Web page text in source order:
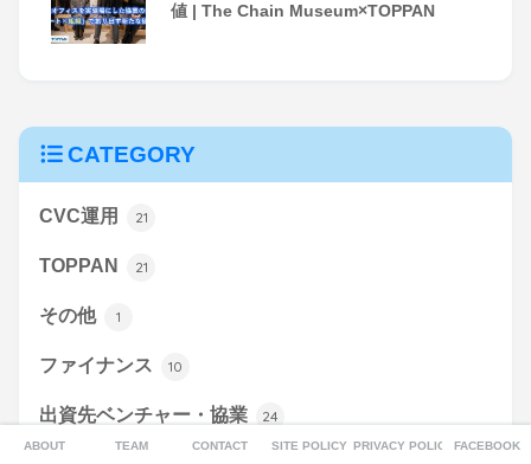
値 | The Chain Museum×TOPPAN
CATEGORY
CVC運用 21
TOPPAN 21
その他 1
ファイナンス 10
出資先ベンチャー・協業 24
ABOUT TEAM CONTACT SITE POLICY PRIVACY POLICY FACEBOOK